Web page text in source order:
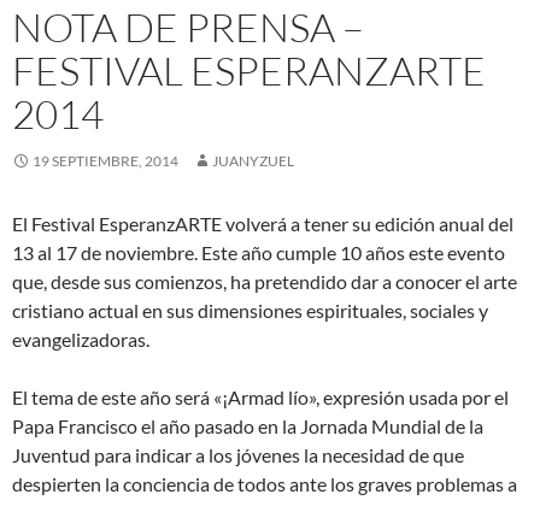
NOTA DE PRENSA –
FESTIVAL ESPERANZARTE
2014
19 SEPTIEMBRE, 2014 JUANYZUEL
El Festival EsperanzARTE volverá a tener su edición anual del
13 al 17 de noviembre. Este año cumple 10 años este evento
que, desde sus comienzos, ha pretendido dar a conocer el arte
cristiano actual en sus dimensiones espirituales, sociales y
evangelizadoras.
El tema de este año será «¡Armad lío», expresión usada por el
Papa Francisco el año pasado en la Jornada Mundial de la
Juventud para indicar a los jóvenes la necesidad de que
despierten la conciencia de todos ante los graves problemas a